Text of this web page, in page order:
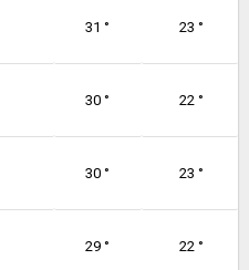
31 ° 23 °
30 ° 22 °
30 ° 23 °
29 ° 22 °